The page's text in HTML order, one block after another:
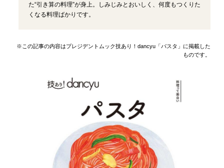
た“引き算の料理”が身上。しみじみとおいしく、何度もつくりた
くなる料理ばかりです。
※この記事の内容はプレジデントムック技あり！dancyu「パスタ」に掲載した
ものです。